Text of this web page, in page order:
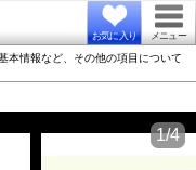
お気に入り メニュー
本情報など、その他の項目について
1/4